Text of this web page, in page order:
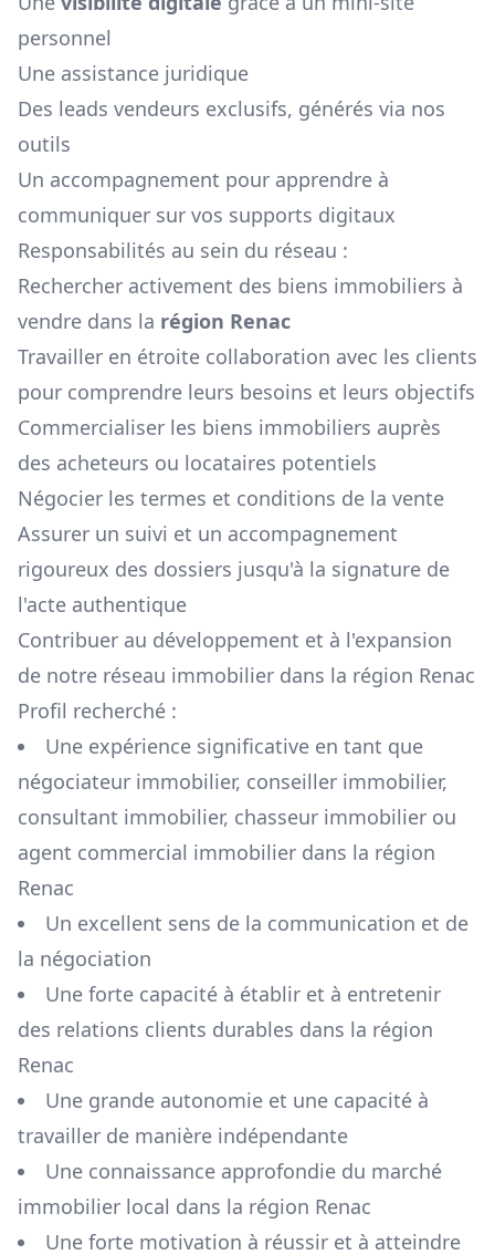
personnel
Une assistance juridique
Des leads vendeurs exclusifs, générés via nos
outils
Un accompagnement pour apprendre à
communiquer sur vos supports digitaux
Responsabilités au sein du réseau :
Rechercher activement des biens immobiliers à
vendre dans la région Renac
Travailler en étroite collaboration avec les clients
pour comprendre leurs besoins et leurs objectifs
Commercialiser les biens immobiliers auprès
des acheteurs ou locataires potentiels
Négocier les termes et conditions de la vente
Assurer un suivi et un accompagnement
rigoureux des dossiers jusqu'à la signature de
l'acte authentique
Contribuer au développement et à l'expansion
de notre réseau immobilier dans la région Renac
Profil recherché :
Une expérience significative en tant que
négociateur immobilier, conseiller immobilier,
consultant immobilier, chasseur immobilier ou
agent commercial immobilier dans la région
Renac
Un excellent sens de la communication et de
la négociation
Une forte capacité à établir et à entretenir
des relations clients durables dans la région
Renac
Une grande autonomie et une capacité à
travailler de manière indépendante
Une connaissance approfondie du marché
immobilier local dans la région Renac
Une forte motivation à réussir et à atteindre